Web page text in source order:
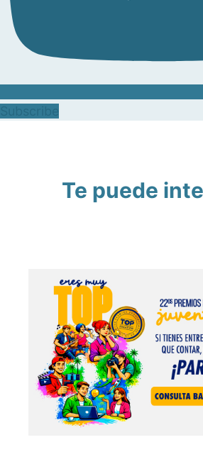
Te puede